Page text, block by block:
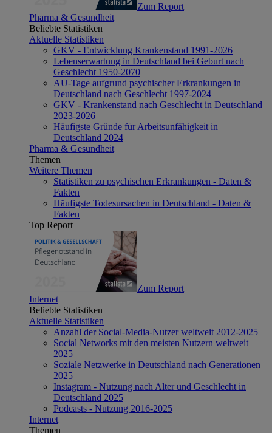
Zum Report
Pharma & Gesundheit
Beliebte Statistiken
Aktuelle Statistiken
GKV - Entwicklung Krankenstand 1991-2026
Lebenserwartung in Deutschland bei Geburt nach
Geschlecht 1950-2070
AU-Tage aufgrund psychischer Erkrankungen in
Deutschland nach Geschlecht 1997-2024
GKV - Krankenstand nach Geschlecht in Deutschland
2023-2026
Häufigste Gründe für Arbeitsunfähigkeit in
Deutschland 2024
Pharma & Gesundheit
Themen
Weitere Themen
Statistiken zu psychischen Erkrankungen - Daten &
Fakten
Häufigste Todesursachen in Deutschland - Daten &
Fakten
Top Report
Zum Report
Internet
Beliebte Statistiken
Aktuelle Statistiken
Anzahl der Social-Media-Nutzer weltweit 2012-2025
Social Networks mit den meisten Nutzern weltweit
2025
Soziale Netzwerke in Deutschland nach Generationen
2025
Instagram - Nutzung nach Alter und Geschlecht in
Deutschland 2025
Podcasts - Nutzung 2016-2025
Internet
Themen